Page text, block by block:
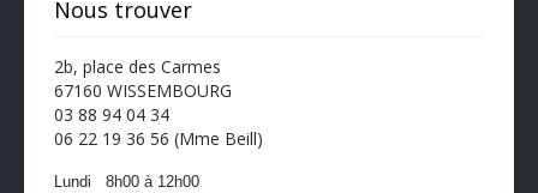
Nous trouver
2b, place des Carmes
67160 WISSEMBOURG
03 88 94 04 34
06 22 19 36 56 (Mme Beill)
Lundi 8h00 à 12h00